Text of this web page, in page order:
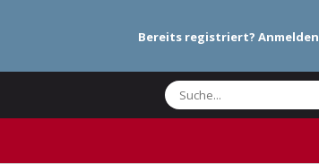
Bereits registriert? Anmelden